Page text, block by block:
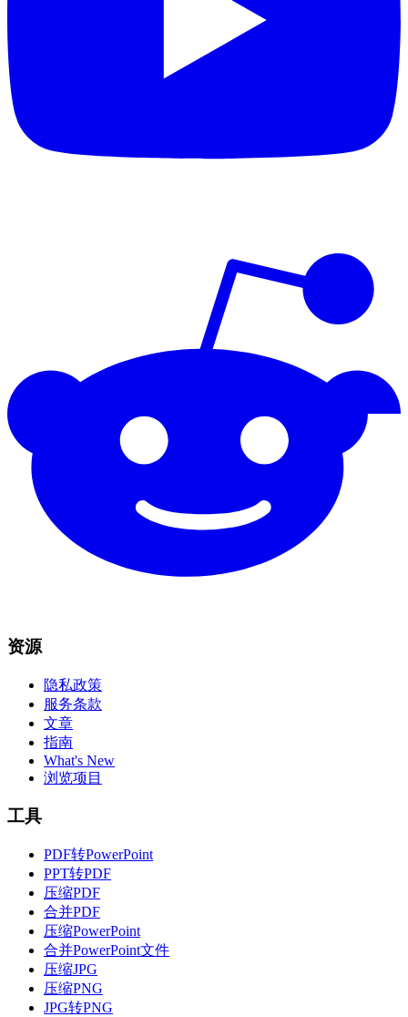
资源
隐私政策
服务条款
文章
指南
What's New
浏览项目
工具
PDF转PowerPoint
PPT转PDF
压缩PDF
合并PDF
压缩PowerPoint
合并PowerPoint文件
压缩JPG
压缩PNG
JPG转PNG